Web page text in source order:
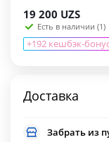
19 200 UZS
Есть в наличии (1)
+192 кешбэк-
Доставка
Забрать из